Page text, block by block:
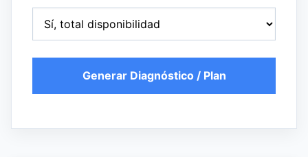
Generar Diagnóstico / Plan